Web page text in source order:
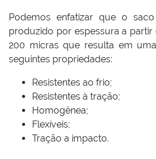
Podemos enfatizar que o
produzido por espessura a partir
200 micras que resulta em
seguintes propriedades:
Resistentes ao frio;
Resistentes à tração;
Homogênea;
Flexíveis;
Tração a impacto.